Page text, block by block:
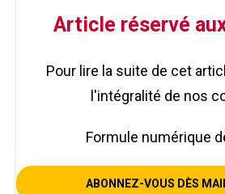
Article réservé
Pour lire la suite de cet
l'intégralité de nos
Formule numérique
ABONNEZ-VOUS DÈS